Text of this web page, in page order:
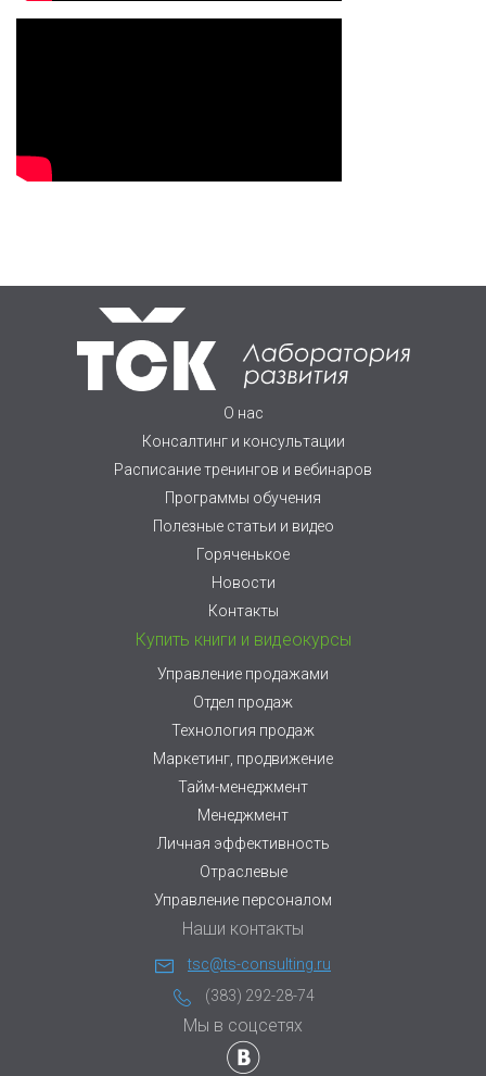
О нас
Консалтинг и консультации
Расписание тренингов и вебинаров
Программы обучения
Полезные статьи и видео
Горяченькое
Новости
Контакты
Купить книги и видеокурсы
Управление продажами
Отдел продаж
Технология продаж
Маркетинг, продвижение
Тайм-менеджмент
Менеджмент
Личная эффективность
Отраслевые
Управление персоналом
Наши контакты
tsc@ts-consulting.ru
(383) 292-28-74
Мы в соцсетях